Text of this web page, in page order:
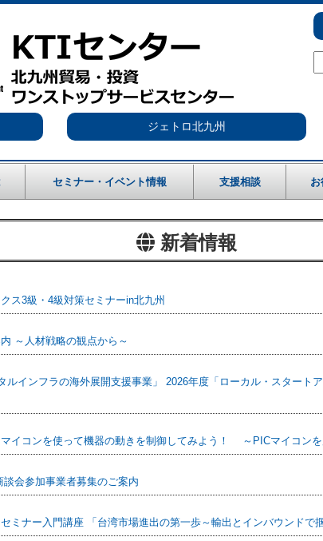
ジェトロ北九州
セミナー・イベント情報 支援相談
新着情報
ス3級・4級対策セミナーin北九州
～人材戦略の観点から～
ルインフラの海外展開支援事業」 2026年度「ローカル・スター
イコンを使って機器の動きを制御してみよう！ ～PICマイコンを
談会参加事業者募集のご案内
ミナー入門講座 「台湾市場進出の第一歩～輸出とインバウンドで